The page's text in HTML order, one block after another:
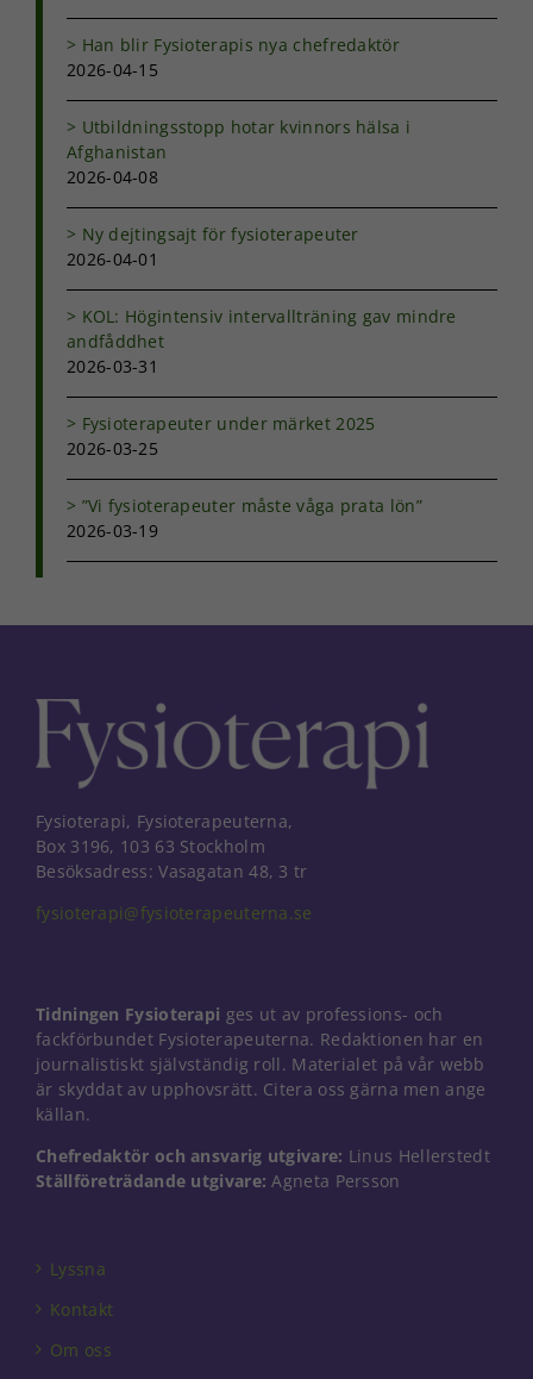
Han blir Fysioterapis nya chefredaktör
2026-04-15
Utbildningsstopp hotar kvinnors hälsa i
Afghanistan
2026-04-08
Ny dejtingsajt för fysioterapeuter
2026-04-01
KOL: Högintensiv intervallträning gav mindre
andfåddhet
2026-03-31
Fysioterapeuter under märket 2025
2026-03-25
”Vi fysioterapeuter måste våga prata lön”
2026-03-19
Fysioterapi, Fysioterapeuterna,
Box 3196, 103 63 Stockholm
Besöksadress: Vasagatan 48, 3 tr
fysioterapi@fysioterapeuterna.se
Tidningen Fysioterapi ges ut av professions- och
fackförbundet Fysioterapeuterna. Redaktionen har en
journalistiskt självständig roll. Materialet på vår webb
är skyddat av upphovsrätt. Citera oss gärna men ange
källan.
Chefredaktör och ansvarig utgivare: Linus Hellerstedt
Ställföreträdande utgivare: Agneta Persson
Lyssna
Kontakt
Om oss
Genom att dela
med dig av dina
personligt
och erbjudanden.